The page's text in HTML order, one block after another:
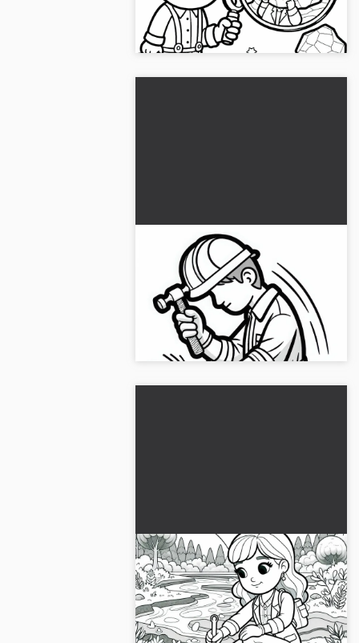
vår gratis fargeleggingsmal av en
geolog. Last den ned nå!...
Geolog får tak i berg med
hammer – Gratis malebilde
Få vårt fargeleggingsbilde av en
geolog i aksjon og last det ned
gratis!...
Geologen samler jordprøver
- Malebilde gratis
Last ned fargeleggeren med en
geolog som samler jordprøver. Nå